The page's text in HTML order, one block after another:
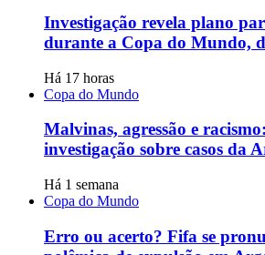
Investigação revela plano
durante a Copa do Mundo,
Há 17 horas
Copa do Mundo
Malvinas, agressão e
investigação sobre casos da
Há 1 semana
Copa do Mundo
Erro ou acerto? Fifa se